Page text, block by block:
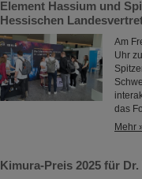
Element Hassium und
Hessischen
Am
Uhr
das
Mehr
Kimura-Preis 2025 für